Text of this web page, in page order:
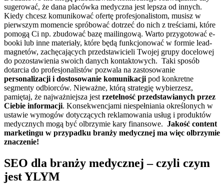
sugerować, że dana placówka medyczna jest lepsza od innych.
Kiedy chcesz komunikować ofertę profesjonalistom, musisz w
pierwszym momencie spróbować dotrzeć do nich z treściami, które
pomogą Ci np. zbudować bazę mailingową. Warto przygotować e-
booki lub inne materiały, które będą funkcjonować w formie lead-
magnetów, zachęcających przedstawicieli Twojej grupy docelowej
do pozostawienia swoich danych kontaktowych. Taki sposób
dotarcia do profesjonalistów pozwala na zastosowanie
personalizacji i dostosowanie komunikacji pod konkretne
segmenty odbiorców. Nieważne, którą strategię wybierzesz,
pamiętaj, że najważniejsza jest rzetelność przedstawianych przez
Ciebie informacji. Konsekwencjami niespełniania określonych w
ustawie wymogów dotyczących reklamowania usług i produktów
medycznych mogą być olbrzymie kary finansowe. Jakość content
marketingu w przypadku branży medycznej ma więc olbrzymie
znaczenie!
SEO dla branży medycznej – czyli czym
jest YLYM